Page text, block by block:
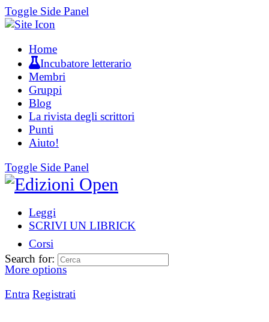
Toggle Side Panel
Home
Incubatore letterario
Membri
Gruppi
Blog
La rivista degli scrittori
Punti
Aiuto!
Toggle Side Panel
Leggi
SCRIVI UN LIBRICK
Corsi
More options
Entra Registrati
Search for: